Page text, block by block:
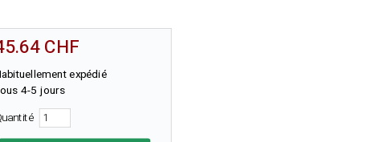
CHF
expédié
4-5 jours